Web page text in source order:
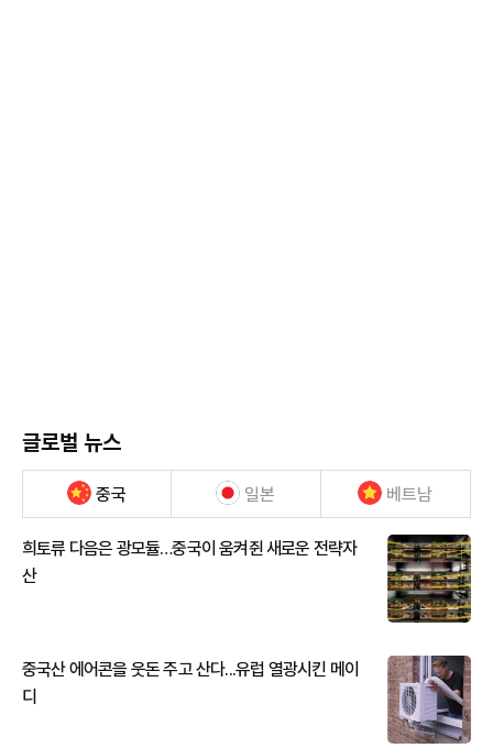
글로벌 뉴스
중국 일본 베트남
희토류 다음은 광모듈…중국이 움켜쥔 새로운 전략자
산
중국산 에어콘을 웃돈 주고 산다...유럽 열광시킨 메이
디